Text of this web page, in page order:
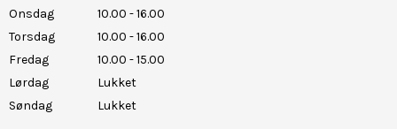
Onsdag
10.00 - 16.00
Torsdag
10.00 - 16.00
Fredag
10.00 - 15.00
Lørdag
Lukket
Søndag
Lukket